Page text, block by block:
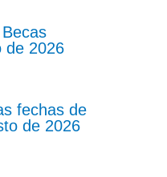
de 2026
fechas de
de 2026